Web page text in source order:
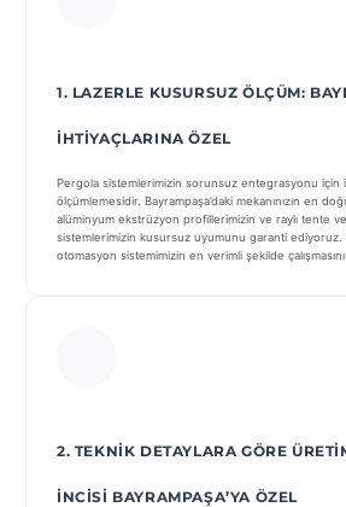
1. LAZERLE KUSURSUZ ÖLÇÜM:
İHTIYAÇLARINA ÖZEL
Pergola sistemlerimizin sorunsuz entegrasyonu için
ölçümlemesidir. Bayrampaşa’daki mekanınızın en
alüminyum ekstrüzyon profillerimizin ve raylı tente
sistemlerimizin kusursuz uyumunu garanti ediyoruz.
otomasyon sistemimizin en verimli şekilde çalışmasını
2. TEKNIK DETAYLARA GÖRE
İNCISI BAYRAMPAŞA’YA ÖZEL